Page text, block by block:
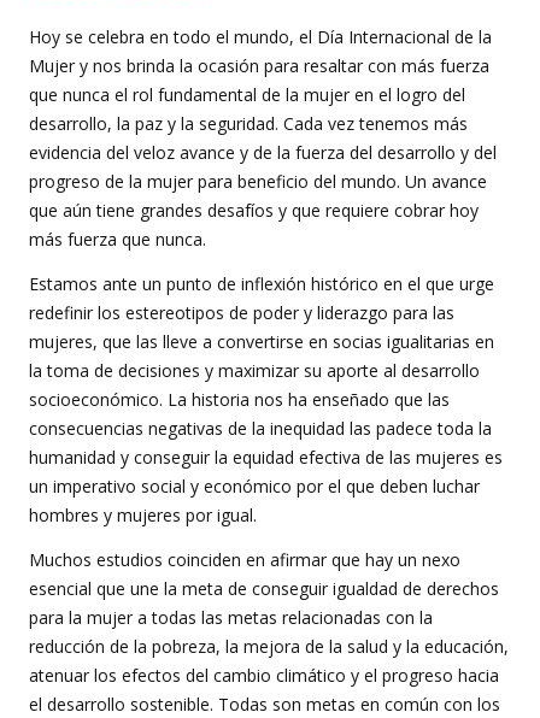
Hoy se celebra en todo el mundo, el Día Internacional de la
Mujer y nos brinda la ocasión para resaltar con más fuerza
que nunca el rol fundamental de la mujer en el logro del
desarrollo, la paz y la seguridad. Cada vez tenemos más
evidencia del veloz avance y de la fuerza del desarrollo y del
progreso de la mujer para beneficio del mundo. Un avance
que aún tiene grandes desafíos y que requiere cobrar hoy
más fuerza que nunca.
Estamos ante un punto de inflexión histórico en el que urge
redefinir los estereotipos de poder y liderazgo para las
mujeres, que las lleve a convertirse en socias igualitarias en
la toma de decisiones y maximizar su aporte al desarrollo
socioeconómico. La historia nos ha enseñado que las
consecuencias negativas de la inequidad las padece toda la
humanidad y conseguir la equidad efectiva de las mujeres es
un imperativo social y económico por el que deben luchar
hombres y mujeres por igual.
Muchos estudios coinciden en afirmar que hay un nexo
esencial que une la meta de conseguir igualdad de derechos
para la mujer a todas las metas relacionadas con la
reducción de la pobreza, la mejora de la salud y la educación,
atenuar los efectos del cambio climático y el progreso hacia
el desarrollo sostenible. Todas son metas en común con los